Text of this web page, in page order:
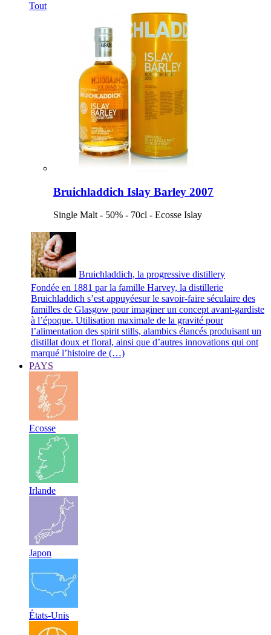
Tout
Bruichladdich Islay Barley 2007
Single Malt - 50% - 70cl - Ecosse Islay
Bruichladdich, la progressive distillery
Fondée en 1881 par la famille Harvey, la distillerie
Bruichladdich s’est appuyéesur le savoir-faire séculaire des
familles de Glasgow pour imaginer un concept avant-gardiste
à l’époque. Utilisation maximale de la gravité pour
l’alimentation des spirit stills, alambics élancés produisant un
distillat doux et floral, ainsi que d’autres innovations qui ont
marqué l’histoire de (…)
PAYS
Ecosse
Irlande
Japon
États-Unis